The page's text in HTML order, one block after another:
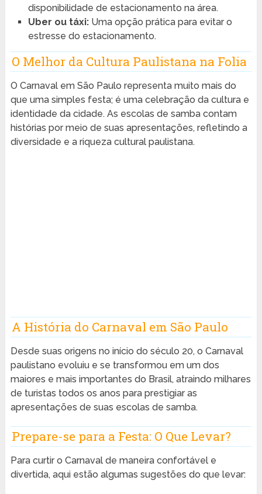
disponibilidade de estacionamento na área.
Uber ou táxi:Uma opção prática para evitar o
estresse do estacionamento.
O Melhor da Cultura Paulistana na Folia
O Carnaval em São Paulo representa muito mais do
que uma simples festa; é uma celebração da cultura e
identidade da cidade. As escolas de samba contam
histórias por meio de suas apresentações, refletindo a
diversidade e a riqueza cultural paulistana.
A História do Carnaval em São Paulo
Desde suas origens no início do século 20, o Carnaval
paulistano evoluiu e se transformou em um dos
maiores e mais importantes do Brasil, atraindo milhares
de turistas todos os anos para prestigiar as
apresentações de suas escolas de samba.
Prepare-se para a Festa: O Que Levar?
Para curtir o Carnaval de maneira confortável e
divertida, aqui estão algumas sugestões do que levar: